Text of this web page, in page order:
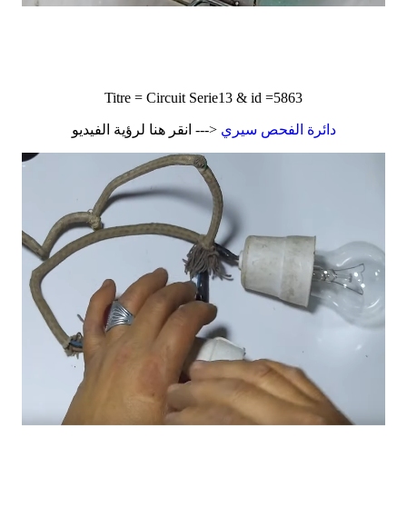
Titre = Circuit Serie13 & id =5863
دائرة الفحص سيري <--- انقر هنا لرؤية الفيديو